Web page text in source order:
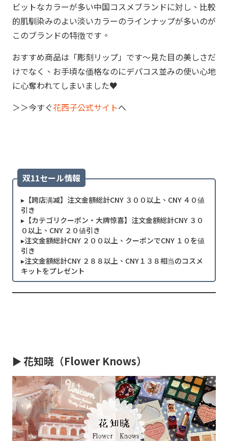
ビットなカラーが多い中国コスメブランドに対し、比較
的肌馴染みのよい淡いカラーのラインナップが多いのが
このブランドの特徴です。
おすすめ商品は「彫刻リップ」です～見た目の美しさだ
けでなく、お手頃な価格なのにデパコス並みの使い心地
に心奪われてしまいました♥
＞＞今すぐ花西子公式サイトへ
双11セール情報
▸【跨店满减】注文金額総計CNY ３００以上、CNY ４０値
引き
▸【カテゴリクーポン・大牌惊喜】注文金額総計CNY ３０
０以上、CNY ２０値引き
▸注文金額総計CNY ２００以上、クーポンでCNY １０を値
引き
▸注文金額総計CNY ２８８以上、CNY１３８相当のコスメ
キットをプレゼント
►花知晓（Flower Knows）